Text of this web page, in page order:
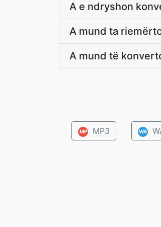
A e ndryshon
A mund ta
A mund të
MP MP3 WA